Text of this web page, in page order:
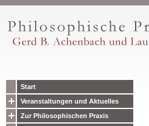
Start
Veranstaltungen und Aktuelles
Zur Philosophischen Praxis